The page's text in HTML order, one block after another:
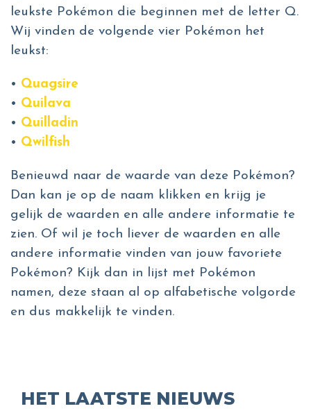
leukste Pokémon die beginnen met de letter Q.
Wij vinden de volgende vier Pokémon het
leukst:
• Quagsire
• Quilava
• Quilladin
• Qwilfish
Benieuwd naar de waarde van deze Pokémon?
Dan kan je op de naam klikken en krijg je
gelijk de waarden en alle andere informatie te
zien. Of wil je toch liever de waarden en alle
andere informatie vinden van jouw favoriete
Pokémon? Kijk dan in lijst met Pokémon
namen, deze staan al op alfabetische volgorde
en dus makkelijk te vinden.
HET LAATSTE NIEUWS